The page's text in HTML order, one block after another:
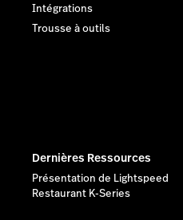
Intégrations
Trousse à outils
Dernières Ressources
Présentation de Lightspeed
Restaurant K-Series